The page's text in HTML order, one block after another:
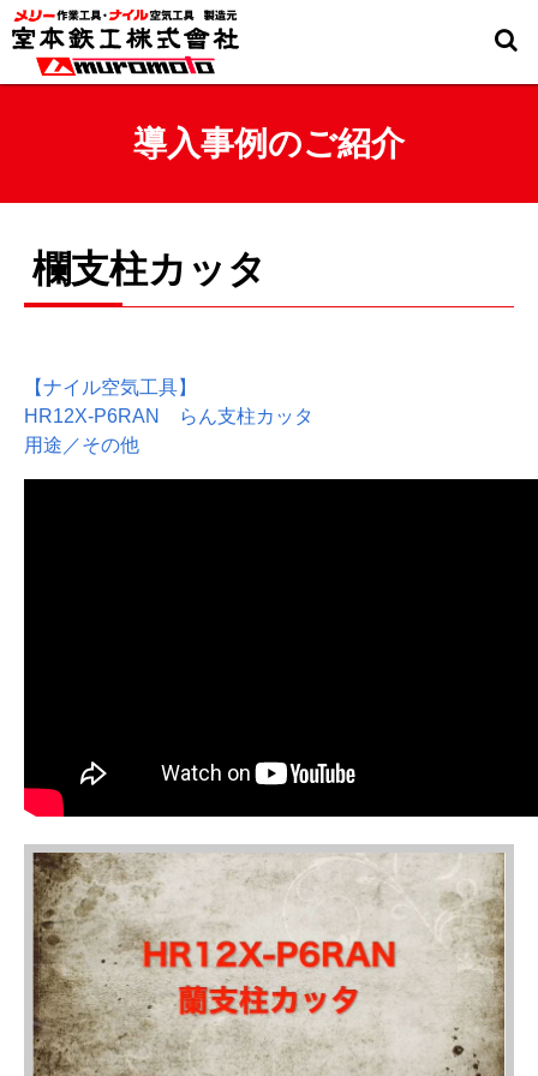
導入事例のご紹介
欄支柱カッタ
【ナイル空気工具】
HR12X-P6RAN らん支柱カッタ
用途／その他